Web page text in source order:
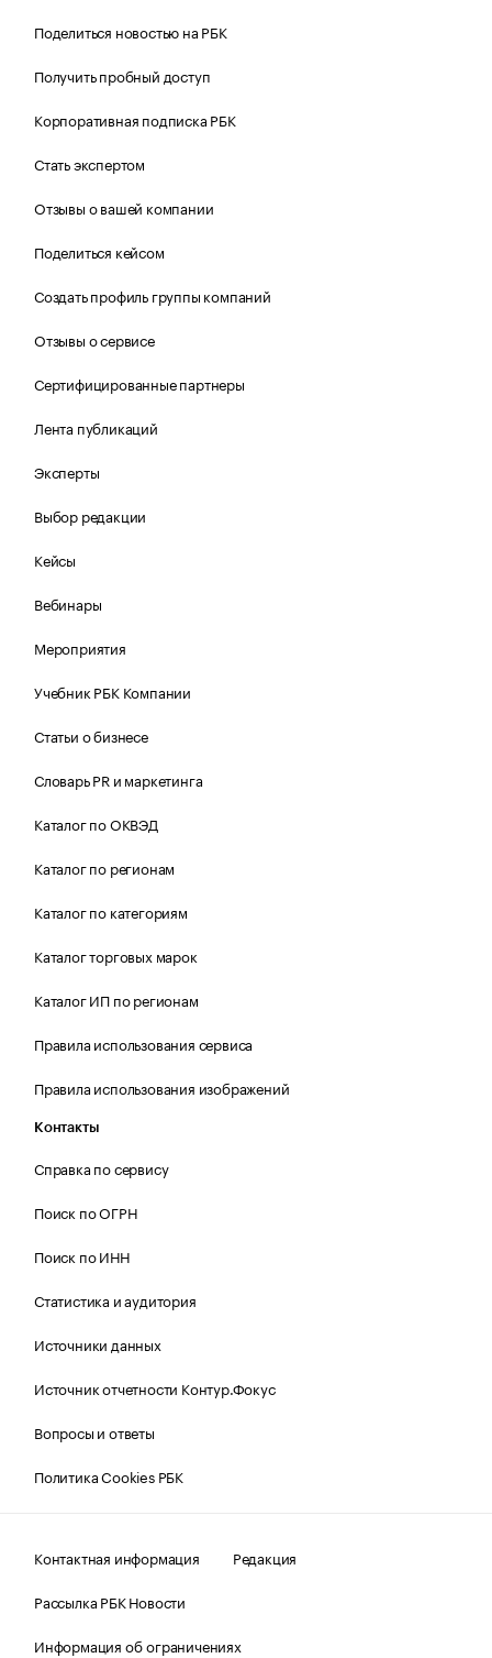
Поделиться новостью на РБК
Получить пробный доступ
Корпоративная подписка РБК
Стать экспертом
Отзывы о вашей компании
Поделиться кейсом
Создать профиль группы компаний
Отзывы о сервисе
Сертифицированные партнеры
Лента публикаций
Эксперты
Выбор редакции
Кейсы
Вебинары
Мероприятия
Учебник РБК Компании
Статьи о бизнесе
Словарь PR и маркетинга
Каталог по ОКВЭД
Каталог по регионам
Каталог по категориям
Каталог торговых марок
Каталог ИП по регионам
Правила использования сервиса
Правила использования изображений
Контакты
Справка по сервису
Поиск по ОГРН
Поиск по ИНН
Статистика и аудитория
Источники данных
Источник отчетности Контур.Фокус
Вопросы и ответы
Политика Cookies РБК
Контактная информация
Редакция
Рассылка РБК Новости
Информация об ограничениях